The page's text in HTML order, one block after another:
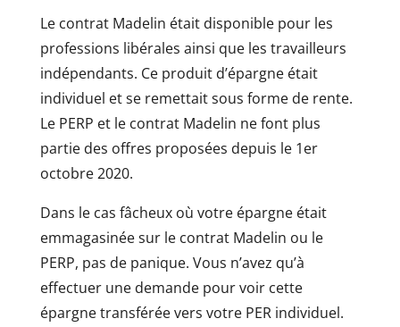
Le contrat Madelin était disponible pour les
professions libérales ainsi que les travailleurs
indépendants. Ce produit d’épargne était
individuel et se remettait sous forme de rente.
Le PERP et le contrat Madelin ne font plus
partie des offres proposées depuis le 1er
octobre 2020.
Dans le cas fâcheux où votre épargne était
emmagasinée sur le contrat Madelin ou le
PERP, pas de panique. Vous n’avez qu’à
effectuer une demande pour voir cette
épargne transférée vers votre PER individuel.